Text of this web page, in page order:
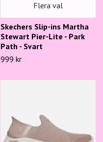
Flera val
Skechers Slip-ins Martha
Stewart Pier-Lite - Park
Path - Svart
999 kr